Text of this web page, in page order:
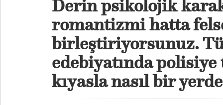
Derin psikolojik
romantizmi hatta
birleştiriyorsunuz.
edebiyatında
kıyasla nasıl bir